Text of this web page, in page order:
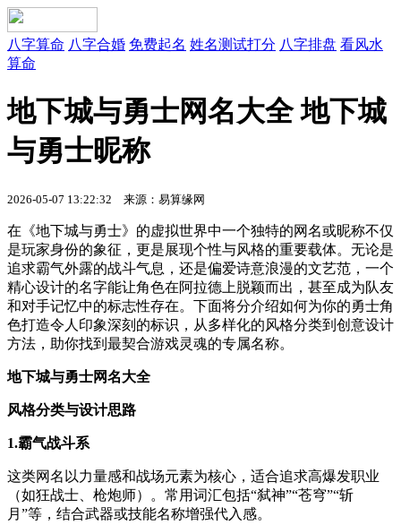
八字算命 八字合婚 免费起名 姓名测试打分 八字排盘 看风水
算命
地下城与勇士网名大全 地下城
与勇士昵称
2026-05-07 13:22:32 来源：易算缘网
在《地下城与勇士》的虚拟世界中一个独特的网名或昵称不仅
是玩家身份的象征，更是展现个性与风格的重要载体。无论是
追求霸气外露的战斗气息，还是偏爱诗意浪漫的文艺范，一个
精心设计的名字能让角色在阿拉德上脱颖而出，甚至成为队友
和对手记忆中的标志性存在。下面将分介绍如何为你的勇士角
色打造令人印象深刻的标识，从多样化的风格分类到创意设计
方法，助你找到最契合游戏灵魂的专属名称。
地下城与勇士网名大全
风格分类与设计思路
1.霸气战斗系
这类网名以力量感和战场元素为核心，适合追求高爆发职业
（如狂战士、枪炮师）。常用词汇包括“弑神”“苍穹”“斩
月”等，结合武器或技能名称增强代入感。